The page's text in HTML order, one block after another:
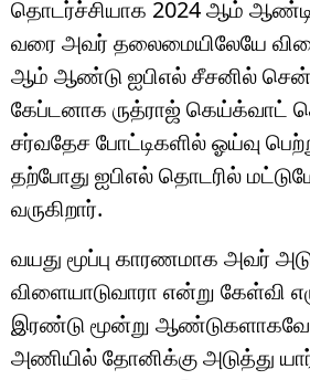
தொடர்ச்சியாக 2024 ஆம்
வரை அவர் தலைமையிலேயே
ஆம் ஆண்டு ஐபிஎல் சீசனில்
கேப்டனாக ருத்ராஜ் கெய்க்வாட்
சர்வதேச போட்டிகளில் ஓய்வு
தற்போது ஐபிஎல் தொடரில்
வருகிறார்.
வயது மூப்பு காரணமாக அவர்
விளையாடுவாரா என்று கேள்வி
இரண்டு மூன்று
அணியில் தோனிக்கு அடுத்து